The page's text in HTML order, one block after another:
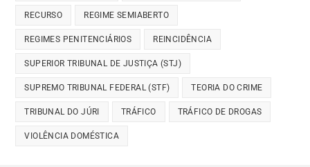
RECURSO REGIME SEMIABERTO
REGIMES PENITENCIÁRIOS REINCIDÊNCIA
SUPERIOR TRIBUNAL DE JUSTIÇA (STJ)
SUPREMO TRIBUNAL FEDERAL (STF) TEORIA DO CRIME
TRIBUNAL DO JÚRI TRÁFICO TRÁFICO DE DROGAS
VIOLÊNCIA DOMÉSTICA